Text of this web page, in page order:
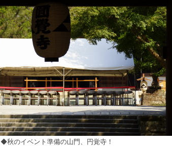
◆秋のイベント準備の山門、円覚寺！